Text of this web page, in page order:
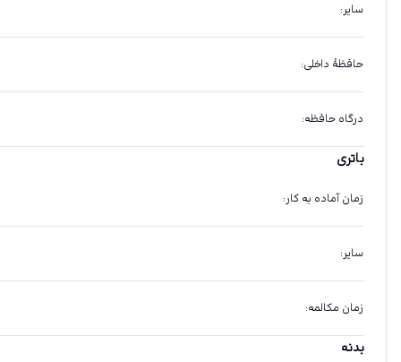
سایر:
حافظهٔ داخلی:
درگاه حافظه:
باتری
زمان آماده به کار:
سایر:
زمان مکالمه:
بدنه